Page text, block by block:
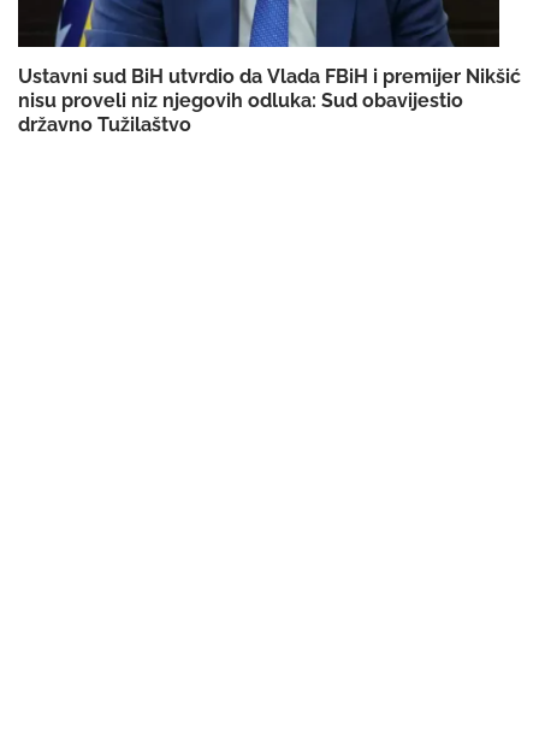
Ustavni sud BiH utvrdio da Vlada FBiH i premijer Nikšić
nisu proveli niz njegovih odluka: Sud obavijestio
državno Tužilaštvo